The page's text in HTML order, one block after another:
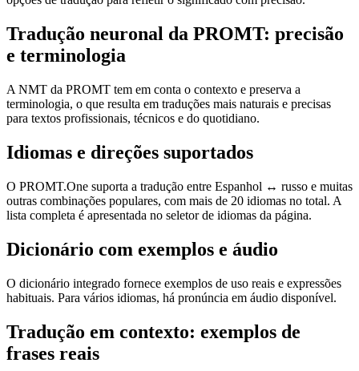
Tradução neuronal da PROMT: precisão
e terminologia
A NMT da PROMT tem em conta o contexto e preserva a
terminologia, o que resulta em traduções mais naturais e precisas
para textos profissionais, técnicos e do quotidiano.
Idiomas e direções suportados
O PROMT.One suporta a tradução entre Espanhol ↔ russo e muitas
outras combinações populares, com mais de 20 idiomas no total. A
lista completa é apresentada no seletor de idiomas da página.
Dicionário com exemplos e áudio
O dicionário integrado fornece exemplos de uso reais e expressões
habituais. Para vários idiomas, há pronúncia em áudio disponível.
Tradução em contexto: exemplos de
frases reais